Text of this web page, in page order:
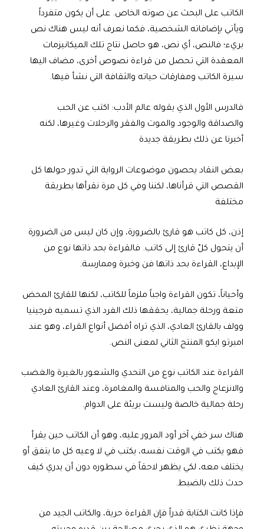
الكاتب على البحث عن صوته الخاص. على أن يكون متفرداً
ويأتي بإضافاته الشخصية، فكما نعرف أنه ليس هناك نص
بريء؛ فالنص، أي نص، هو حاصل نتاج تلك الميكانيزمات
المعقدة التي تحصل من قراءة نصوص أخرى، مضاف اليها
سيرة الكاتب ومفارقات حياته والثقافة التي نشأ فيها.
فالدرس الأول الذي يقوله عالم الأدب: اكتب عن الحب
والصداقة والوجود والموت والفقر والرحلات وغيرها، لكنه
أخبرنا عن ذلك بطريقة جديدة
بعض النقاد يحصون موضوعات الرواية التي تدور حولها كل
القصص التي قرأناها، لكننا وفي كل مرة نقرأها بطريقة
مختلفة
إذن، كل كاتب هو قارئ بالضرورة، وإن كان ليس من الضرورة
أن يتحول كلّ قارئ إلى كاتب. فالقراءة بحد ذاتها نوع من
الإبداع، القراءة بحد ذاتها فن وخبرة وممارسة.
وأحياناً، تكون القراءة واجباً ملزماً للكاتب، لكنها للقارئ المحض
متعة ورحلة جمالية، يحققها ذلك الفرد الذي تسميه فرجينيا
وولف بالقارئ العادي، الذي تراه أفضل أنواع القراء، وهو عند
امبرتو ايكو المنتج الثاني لمعنى النص.
القراءة عند الكاتب نوع من التحدي والشعور بالغيرة والغضب
والانزعاج والحب والمنافسة والمغامرة، وعند القارئ العادي
رحلة جمالية خالصة وليست بريئة على الدوام.
هناك سر خفي آخر أود المرور عليه، وهو أن الكاتب حين يقرأ
فهو يكتب في الوقت نفسه، يكتب في لا وعيه كل ما يتفق أو
يختلف معه، لكي يظهر لاحقاً في سطوره دون أن يدري كيف
حدث ذلك بالضبط.
فإذا كانت الكتابة قدراً فإن القراءة حرية، والكاتب الجيد من